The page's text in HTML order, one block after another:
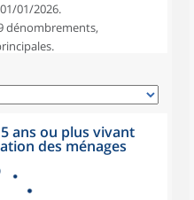
01/2026.
dénombrements,
ans ou plus vivant
des ménages